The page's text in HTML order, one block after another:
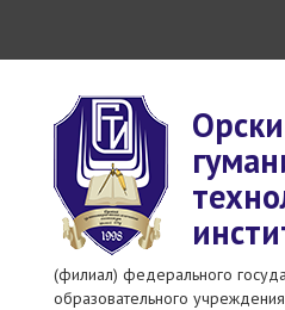
(филиал) федерального
образовательного